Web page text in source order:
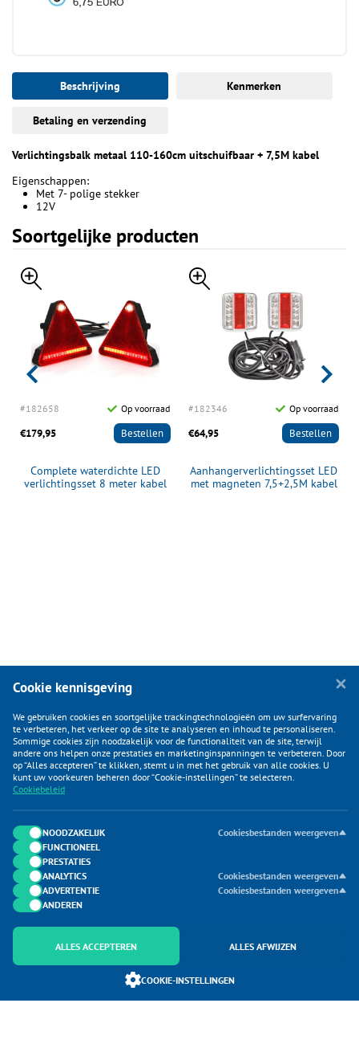
Beschrijving Kenmerken
Betaling en verzending
Verlichtingsbalk metaal 110-160cm uitschuifbaar + 7,5M kabel
Eigenschappen:
Met 7- polige stekker
12V
Soortgelijke producten
#182658 Op voorraad
€179,95 Bestellen
Complete waterdichte LED
verlichtingsset 8 meter kabel
#182346 Op voorraad
€64,95 Bestellen
Aanhangerverlichtingsset LED
met magneten 7,5+2,5M kabel
KLANTENSERVICE
CATEGORIEËN
DUIJVELAAR E-COMMERCE
CONTACTEN
Onderdeel van Duijvelaar E-commerce
SoloMono.net
Cookie kennisgeving
We gebruiken cookies en soortgelijke trackingtechnologieën om uw surfervaring
te verbeteren, het verkeer op de site te analyseren en inhoud te personaliseren.
Sommige cookies zijn noodzakelijk voor de functionaliteit van de site, terwijl
andere ons helpen onze prestaties en marketinginspanningen te verbeteren. Door
op “Alles accepteren” te klikken, stemt u in met het gebruik van alle cookies. U
kunt uw voorkeuren beheren door “Cookie-instellingen” te selecteren.
Cookiebeleid
NOODZAKELIJK
Cookiesbestanden weergeven
FUNCTIONEEL
PRESTATIES
ANALYTICS
Cookiesbestanden weergeven
ADVERTENTIE
Cookiesbestanden weergeven
ANDEREN
ALLES ACCEPTEREN ALLES AFWIJZEN
COOKIE-INSTELLINGEN